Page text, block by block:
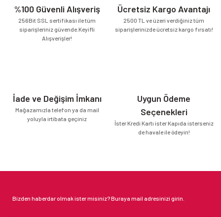
%100 Güvenli Alışveriş
256Bit SSL sertifikası ile tüm
siparişleriniz güvende.Keyifli
Alışverişler!
Ücretsiz Kargo Avantajı
2500 TL ve üzeri verdiğiniz tüm
siparişlerinizde ücretsiz kargo fırsatı!
İade ve Değişim İmkanı
Mağazamızla telefon ya da mail
yoluyla irtibata geçiniz
Uygun Ödeme
Seçenekleri
İster Kredi Kartı ister Kapıda isterseniz
de havale ile ödeyin!